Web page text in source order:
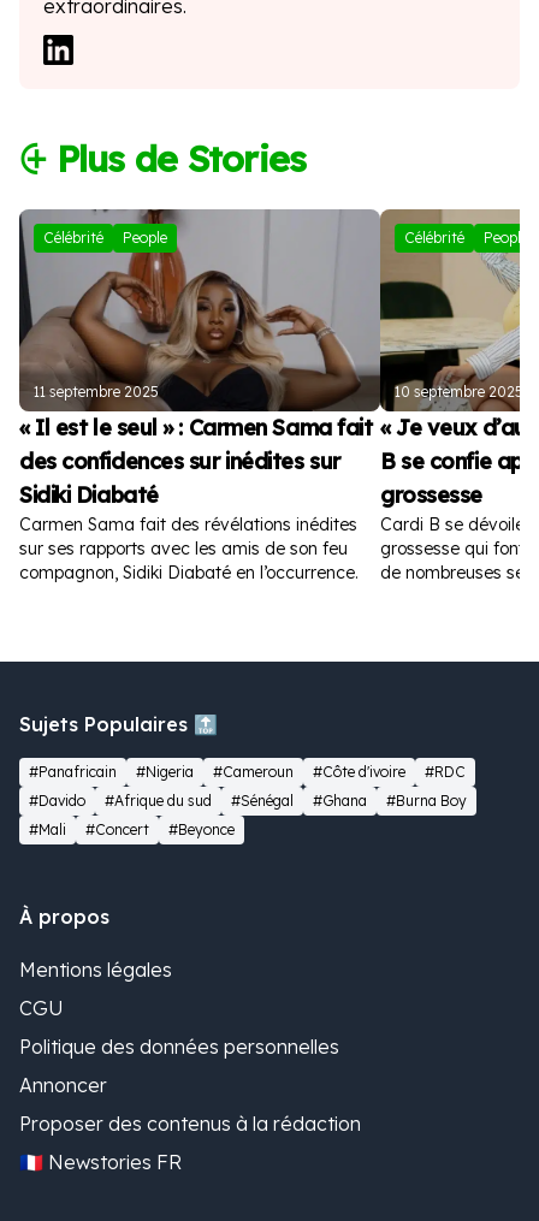
extraordinaires.
⨭ Plus de Stories
Célébrité People
11 septembre 2025
« Il est le seul » : Carmen Sama fait
des confidences sur inédites sur
Sidiki Diabaté
Carmen Sama fait des révélations inédites
sur ses rapports avec les amis de son feu
compagnon, Sidiki Diabaté en l’occurrence.
Célébrité People
10 septembre 2025
« Je veux
B se confie
grossesse
Cardi B se dévoile
grossesse qui font
de nombreuses
Sujets Populaires 🔝
#Panafricain #Nigeria #Cameroun #Côte d'ivoire
#RDC
#Davido
#Afrique du sud #Sénégal #Ghana
#Burna Boy
#Mali
#Concert #Beyonce
À propos
Mentions légales
CGU
Politique des données personnelles
Annoncer
Proposer des contenus à la rédaction
🇫🇷 Newstories FR